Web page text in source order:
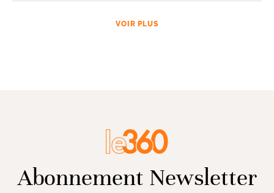
VOIR PLUS
Abonnement Newsletter